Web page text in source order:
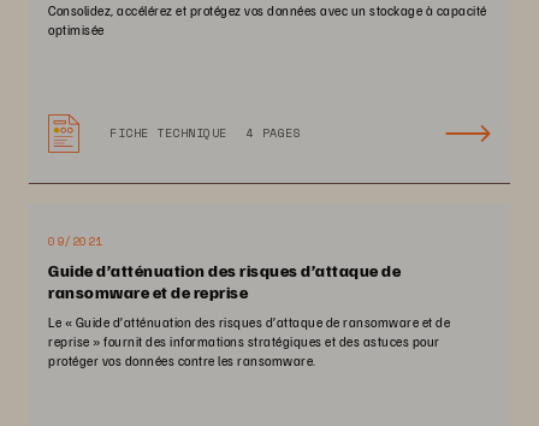
Consolidez, accélérez et protégez vos données avec un stockage à capacité
optimisée
FICHE TECHNIQUE 4 PAGES
09/2021
Guide d’atténuation des risques d’attaque de
ransomware et de reprise
Le « Guide d’atténuation des risques d’attaque de ransomware et de
reprise » fournit des informations stratégiques et des astuces pour
protéger vos données contre les ransomware.